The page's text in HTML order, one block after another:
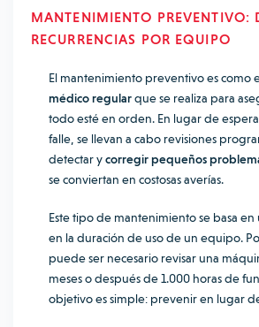
MANTENIMIENTO PREVENTIVO:
RECURRENCIAS POR EQUIPO
El mantenimiento preventivo es como
médico regularque se realiza para
todo esté en orden. En lugar de
falle, se llevan a cabo revisiones
detectar ycorregir pequeños
se conviertan en costosas averías.
Este tipo de mantenimiento se basa
en la duración de uso de un equipo.
puede ser necesario revisar una
meses o después de 1.000 horas de
objetivo es simple: prevenir en lugar